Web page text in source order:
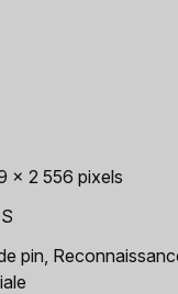
x 2 556 pixels
pin,